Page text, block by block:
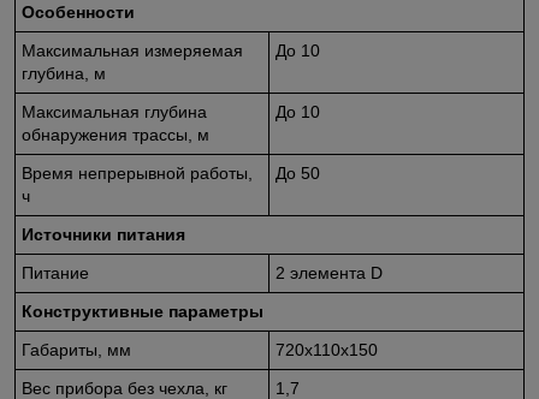
Особенности
Максимальная измеряемая
глубина, м
До 10
Максимальная глубина
обнаружения трассы, м
До 10
Время непрерывной работы,
ч
До 50
Источники питания
Питание
2 элемента D
Конструктивные параметры
Габариты, мм
720x110x150
Вес прибора без чехла, кг
1,7